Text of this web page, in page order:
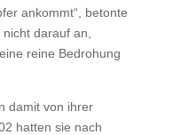
ankommt“, betonte
darauf an,
reine Bedrohung
damit von ihrer
hatten sie nach